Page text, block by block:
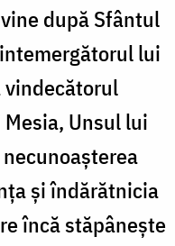
după Sfântul
lui
vindecătorul
Unsul lui
și îndărătnicia
încă stăpânește